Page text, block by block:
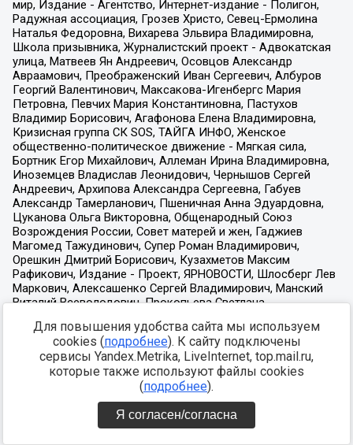
Для повышения удобства сайта мы используем
cookies (подробнее). К сайту подключены
сервисы Yandex.Metrika, LiveInternet, top.mail.ru,
которые также используют файлы cookies
(подробнее).
Я согласен/согласна